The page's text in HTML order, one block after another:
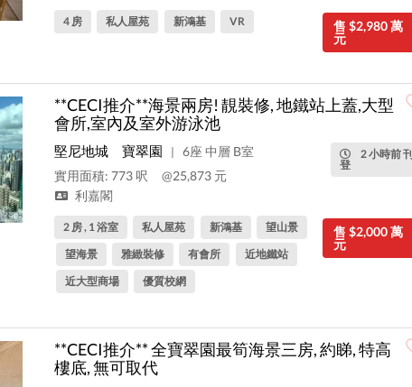
售 $2,980 萬
元
4 房 私人屋苑 新鴻基 VR
**CECI推介**海景兩房! 靚裝修, 地鐵站上蓋,大型
會所,室內及室外游泳池
2 小時前 刊
登
堅尼地城 寶翠園 |
6座 中層 B室
實用面積: 773 呎
@25,873 元
利嘉閣
售 $2,000 萬
元
2 房 , 1 浴室 私人屋苑 新鴻基
望山景
望海景
雅緻裝修 有會所
近地鐵站
近大型商場
優質校網
**CECI推介** 全寶翠園最筍海景三房, 約睇, 特高
樓底, 無可取代